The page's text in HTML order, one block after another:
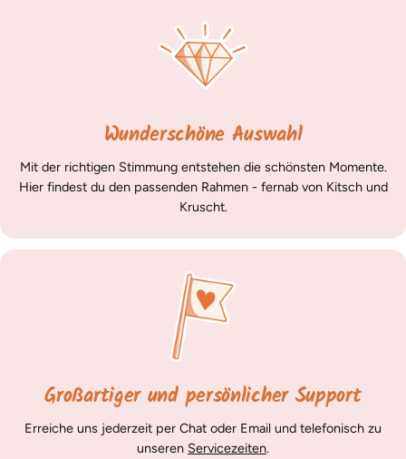
Wunderschöne Auswahl
Mit der richtigen Stimmung entstehen die schönsten Momente.
Hier findest du den passenden Rahmen - fernab von Kitsch und
Kruscht.
Großartiger und persönlicher Support
Erreiche uns jederzeit per Chat oder Email und telefonisch zu
unseren Servicezeiten.